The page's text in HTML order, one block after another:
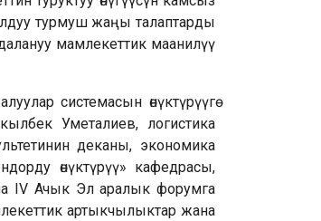
турмуш жаңы талаптарды
мамлекеттик маанилүү
системасын өнүктүрүүгө
Уметалиев, логистика
деканы, экономика
өнүктүрүү» кафедрасы,
IV Ачык Эл аралык форумга
артыкчылыктар жана